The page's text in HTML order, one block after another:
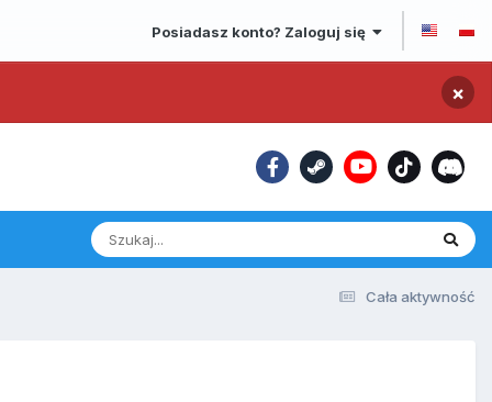
Posiadasz konto? Zaloguj się
×
Cała aktywność